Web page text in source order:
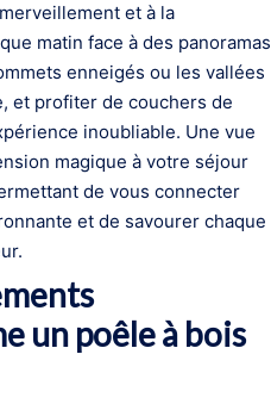
et à la
matin face à des panoramas
enneigés ou les vallées
et profiter de couchers de
inoubliable. Une vue
magique à votre séjour
de vous connecter
et de savourer chaque
un poêle à bois